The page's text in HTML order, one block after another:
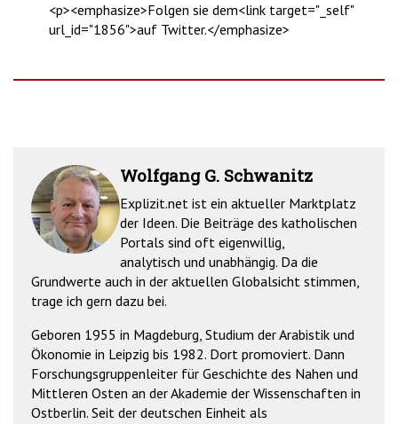
<p><emphasize>Folgen sie dem<link target="_self"
url_id="1856">auf Twitter.</emphasize>
Wolfgang G. Schwanitz
Explizit.net ist ein aktueller Marktplatz
der Ideen. Die Beiträge des katholischen
Portals sind oft eigenwillig,
analytisch und unabhängig. Da die
Grundwerte auch in der aktuellen Globalsicht stimmen,
trage ich gern dazu bei.
Geboren 1955 in Magdeburg, Studium der Arabistik und
Ökonomie in Leipzig bis 1982. Dort promoviert. Dann
Forschungsgruppenleiter für Geschichte des Nahen und
Mittleren Osten an der Akademie der Wissenschaften in
Ostberlin. Seit der deutschen Einheit als